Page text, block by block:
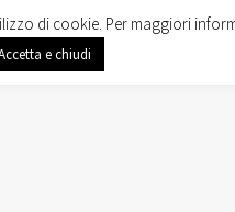
di cookie. Per maggiori
e chiudi